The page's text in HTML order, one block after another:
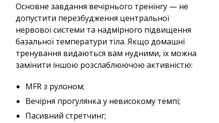
Основне завдання вечірнього тренінгу — не
допустити перезбудження центральної
нервової системи та надмірного підвищення
базальної температури тіла. Якщо домашні
тренування видаються вам нудними, їх можна
замінити іншою розслаблюючою активністю:
MFR з рулоном;
Вечірня прогулянка у невисокому темпі;
Пасивний стретчинг;